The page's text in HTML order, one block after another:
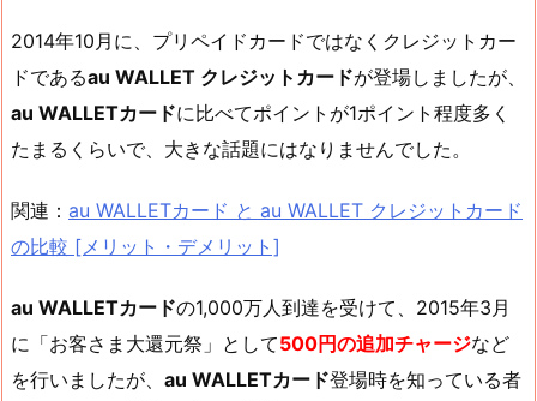
2014年10月に、プリペイドカードではなくクレジットカー
ドであるau WALLET クレジットカードが登場しましたが、
au WALLETカードに比べてポイントが1ポイント程度多く
たまるくらいで、大きな話題にはなりませんでした。
関連： au WALLETカード と au WALLET クレジットカード
の比較 [メリット・デメリット]
au WALLETカードの1,000万人到達を受けて、2015年3月
に「お客さま大還元祭」として500円の追加チャージなど
を行いましたが、 au WALLETカード登場時を知っている者